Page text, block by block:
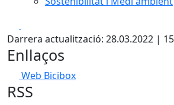
Darrera actualització: 28.03.2022 |
Enllaços
Web Bicibox
RSS